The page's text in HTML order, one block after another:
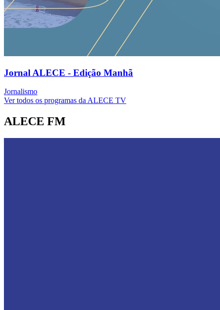
Jornal ALECE - Edição Manhã
Jornalismo
Ver todos os programas da ALECE TV
ALECE FM